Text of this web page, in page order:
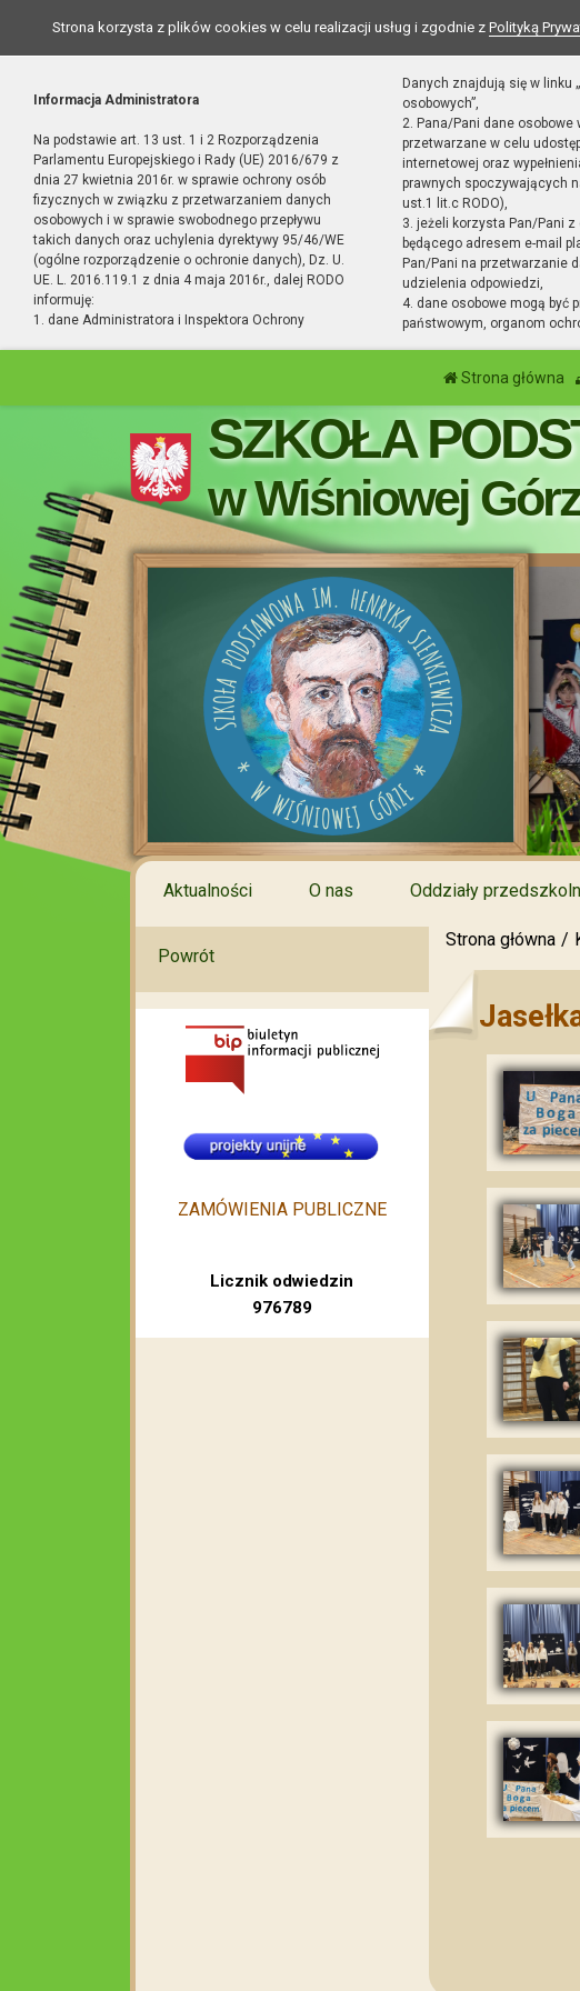
Strona korzysta z plików cookies w celu realizacji usług i zgodnie z Polityką
Informacja Administratora
Na podstawie art. 13 ust. 1 i 2 Rozporządzenia
Parlamentu Europejskiego i Rady (UE) 2016/679 z
dnia 27 kwietnia 2016r. w sprawie ochrony osób
fizycznych w związku z przetwarzaniem danych
osobowych i w sprawie swobodnego przepływu
takich danych oraz uchylenia dyrektywy 95/46/WE
(ogólne rozporządzenie o ochronie danych), Dz. U.
UE. L. 2016.119.1 z dnia 4 maja 2016r., dalej RODO
informuję:
1. dane Administratora i Inspektora Ochrony
Danych znajdują się w linku
osobowych”,
2. Pana/Pani dane osobowe
przetwarzane w celu
internetowej oraz
prawnych spoczywających
ust.1 lit.c RODO),
3. jeżeli korzysta Pan/Pani
będącego adresem e-mail
Pan/Pani na przetwarzanie
udzielenia odpowiedzi,
4. dane osobowe mogą być
państwowym, organom
Strona główna
SZKOŁA
w Wiśniowej
Aktualności O nas Oddziały
Strona główna
Powrót
ZAMÓWIENIA PUBLICZNE
Licznik odwiedzin
976789